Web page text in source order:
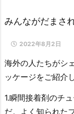
みんながだまさ
2022年8月2日
海外の人たちがシ
ッケージをご紹介
1.瞬間接着剤のチ
だ。よく知られた